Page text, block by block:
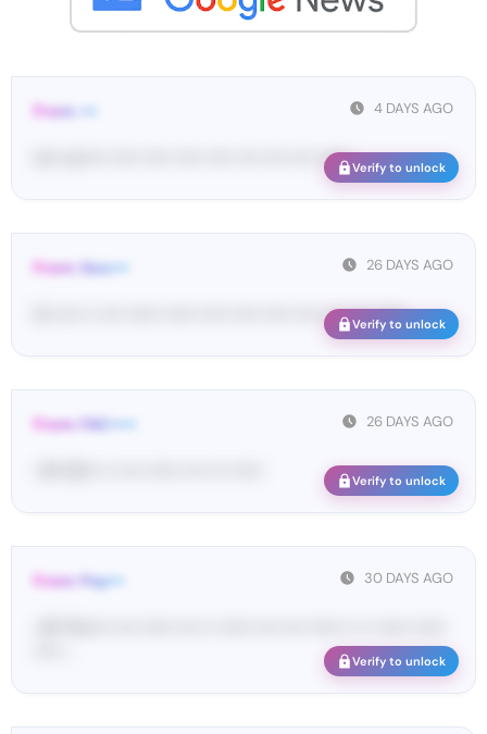
4 DAYS AGO
From: •••
im• ve••••• ••••• ••••• ••••• ••••• •••• •••• •••• •••••• Verify to unlock
26 DAYS AGO
From: Goo•••
G-••••• •• •••• •••••• •••••• ••••• ••••• ••••• •••• •••• •••• ••••••
Verify to unlock
26 DAYS AGO
From: FAC•••••
Verify to unlock
30 DAYS AGO
From: Pay•••
Verify to unlock